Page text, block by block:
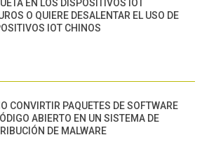
EN LOS DISPOSITIVOS IOT
O QUIERE DESALENTAR EL USO DE
IOT CHINOS
CONVIRTIR PAQUETES DE SOFTWARE
ABIERTO EN UN SISTEMA DE
DE MALWARE